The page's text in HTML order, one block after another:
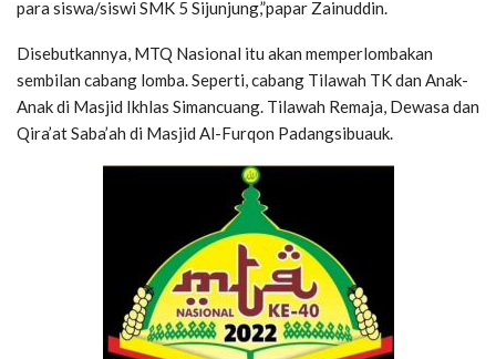
para siswa/siswi SMK 5 Sijunjung,”papar Zainuddin.
Disebutkannya, MTQ Nasional itu akan memperlombakan
sembilan cabang lomba. Seperti, cabang Tilawah TK dan Anak-
Anak di Masjid Ikhlas Simancuang. Tilawah Remaja, Dewasa dan
Qira’at Saba’ah di Masjid Al-Furqon Padangsibuauk.